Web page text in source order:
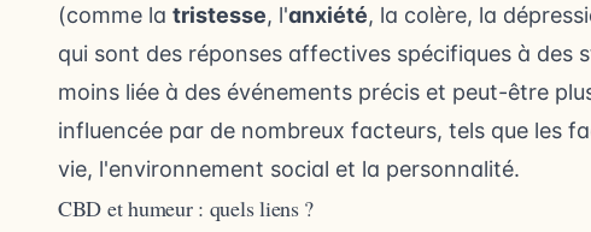
(comme la tristesse, l'anxiété, la colère, la
qui sont des réponses affectives spécifiques à des
moins liée à des événements précis et peut-être
influencée par de nombreux facteurs, tels que les
vie, l'environnement social et la personnalité.
CBD et humeur : quels liens ?